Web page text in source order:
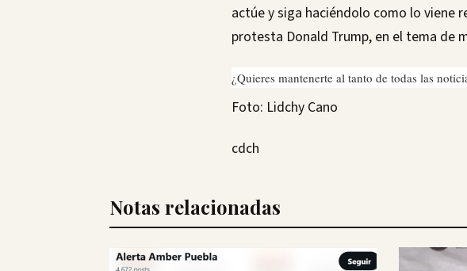
actúe y siga haciéndolo como lo viene
protesta Donald Trump, en el tema de
¿Quieres mantenerte al tanto de todas las
Foto: Lidchy Cano
cdch
Notas relacionadas